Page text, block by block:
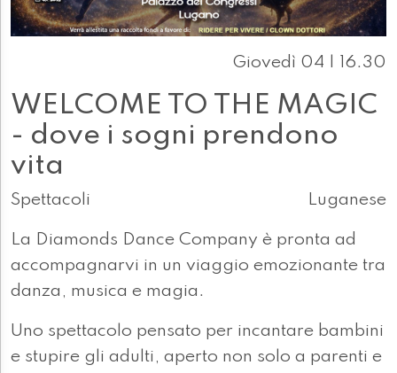
Giovedì 04 | 16.30
WELCOME TO THE MAGIC
- dove i sogni prendono
vita
Spettacoli Luganese
La Diamonds Dance Company è pronta ad
accompagnarvi in un viaggio emozionante tra
danza, musica e magia.
Uno spettacolo pensato per incantare bambini
e stupire gli adulti, aperto non solo a parenti e